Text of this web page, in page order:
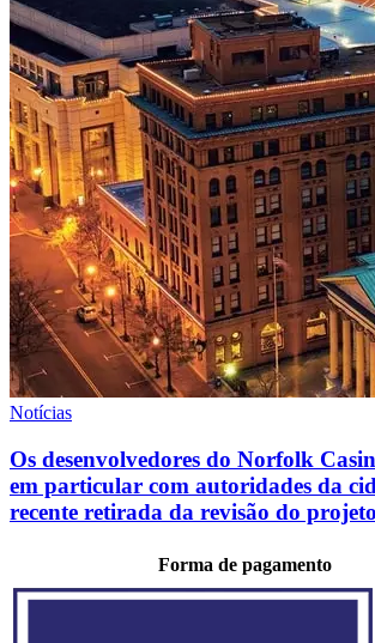
Notícias
Os desenvolvedores do Norfolk
em particular com autoridades da
recente retirada da revisão do projeto
Forma de pagamento